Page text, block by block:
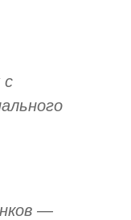
с
—